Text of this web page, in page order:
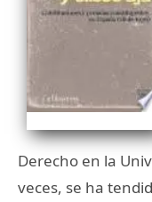
Derecho en la
veces, se ha